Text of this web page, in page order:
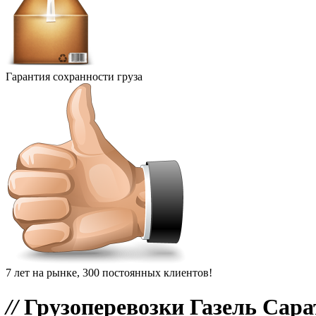
Гарантия сохранности груза
7 лет на рынке, 300 постоянных клиентов!
//Грузоперевозки Газель